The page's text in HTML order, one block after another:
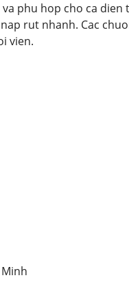
phu hop cho ca
rut nhanh. Cac
vien.